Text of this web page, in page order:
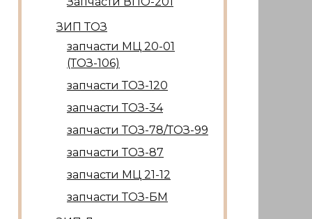
ЗИП ТОЗ
запчасти МЦ 20-01
(ТОЗ-106)
запчасти ТОЗ-120
запчасти ТОЗ-34
запчасти ТОЗ-78/ТОЗ-99
запчасти ТОЗ-87
запчасти МЦ 21-12
запчасти ТОЗ-БМ